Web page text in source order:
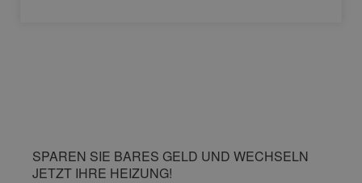
SPAREN SIE BARES GELD UND WECHSELN
JETZT IHRE HEIZUNG!